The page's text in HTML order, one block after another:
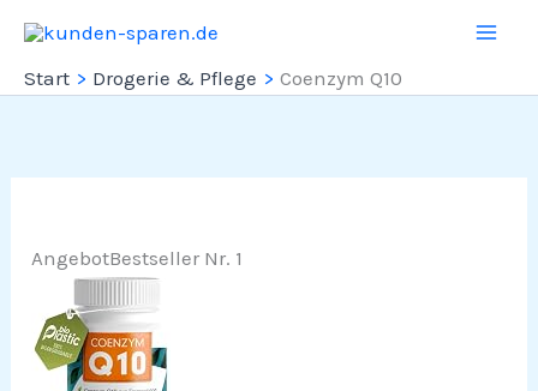
Inhalt
springen
Start Drogerie & Pflege Coenzym Q10
AngebotBestseller Nr. 1